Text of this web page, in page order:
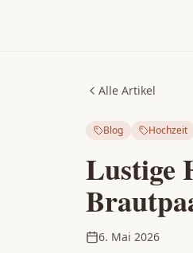
Alle Artikel
Blog Hochzeit
Lustige
6. Mai 2026